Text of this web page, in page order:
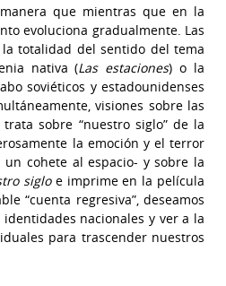
que mientras que en la
evoluciona gradualmente. Las
totalidad del sentido del tema
nativa (Las estaciones) o la
soviéticos y estadounidenses
visiones sobre las
sobre “nuestro siglo” de la
la emoción y el terror
cohete al espacio- y sobre la
siglo e imprime en la película
“cuenta regresiva”, deseamos
nacionales y ver a la
para trascender nuestros